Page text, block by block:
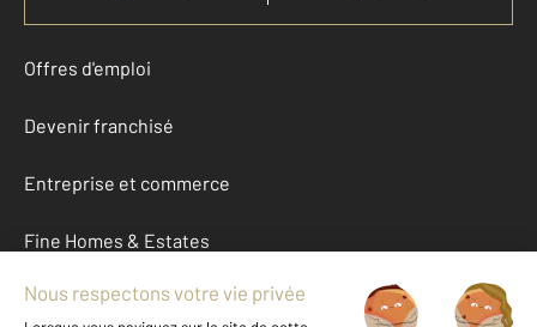
Offres d'emploi
Devenir franchisé
Entreprise et commerce
Fine Homes & Estates
À propos